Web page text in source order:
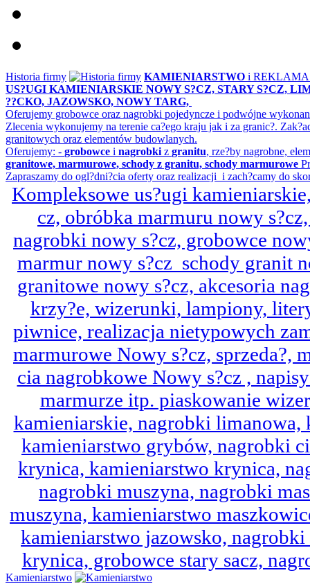
Historia firmy KAMIENIARSTWO i
US?UGI KAMIENIARSKIE NOWY S?CZ, STARY S?CZ,
??CKO, JAZOWSKO, NOWY TARG,
Oferujemy grobowce oraz nagrobki pojedyncze i podwójne
Zlecenia wykonujemy na terenie ca?ego kraju jak i za granic?.
granitowych oraz elementów budowlanych.
Oferujemy: - grobowce i nagrobki z granitu, rze?by nagrobne,
granitowe, marmurowe, schody z granitu, schody marmurowe
Zapraszamy do ogl?dni?cia oferty oraz realizacji i zach?camy do
Kompleksowe us?ugi
cz, obróbka marmuru nowy
nagrobki nowy s?cz, grobowce
marmur nowy s?cz schody granit
granitowe nowy s?cz, akcesoria
krzy?e, wizerunki, lampiony,
piwnice, realizacja nietypowych
marmurowe Nowy s?cz, sprzeda?,
cia nagrobkowe Nowy s?cz ,
marmurze itp. piaskowanie
kamieniarskie, nagrobki
kamieniarstwo grybów, nagrobki
krynica, kamieniarstwo krynica,
nagrobki muszyna, nagrobki
muszyna, kamieniarstwo
kamieniarstwo jazowsko,
krynica, grobowce stary sacz,
Kamieniarstwo